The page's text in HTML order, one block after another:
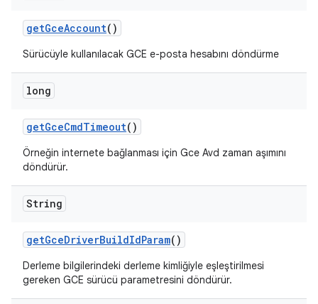
getGceAccount()
Sürücüyle kullanılacak GCE e-posta hesabını döndürme
long
getGceCmdTimeout()
Örneğin internete bağlanması için Gce Avd zaman aşımını
döndürür.
String
getGceDriverBuildIdParam()
Derleme bilgilerindeki derleme kimliğiyle eşleştirilmesi
gereken GCE sürücü parametresini döndürür.